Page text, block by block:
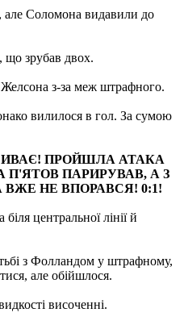
але Соломона видавили до
що зрубав двох.
з-за меж штрафного.
вилилося в гол. За сумою
ПРОЙШЛА АТАКА
П'ЯТОВ ПАРИРУВАВ, А З
НЕ ВПОРАВСЯ! 0:1!
центральної лінії й
з Фолландом у штрафному,
але обійшлося.
височенні.